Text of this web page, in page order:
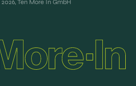
2026, Ten More In GmbH